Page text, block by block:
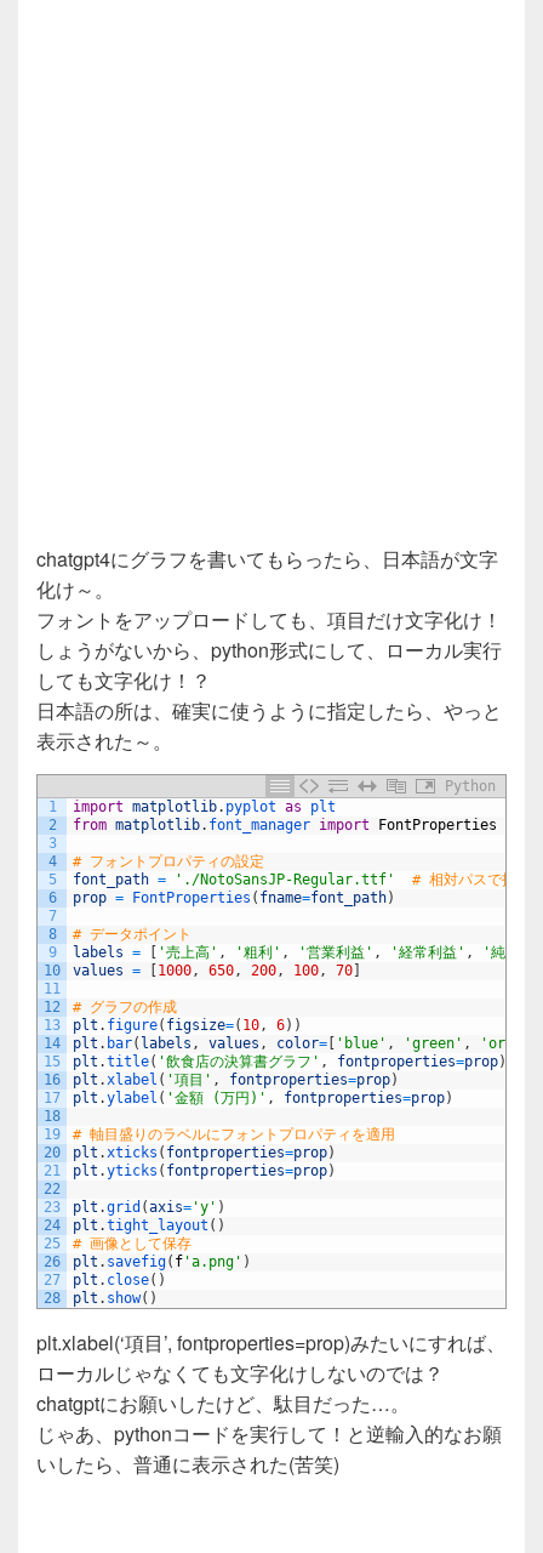
chatgpt4にグラフを書いてもらったら、日本語が文字
化け～。
フォントをアップロードしても、項目だけ文字化け！
しょうがないから、python形式にして、ローカル実行
しても文字化け！？
日本語の所は、確実に使うように指定したら、やっと
表示された～。
Python
1
2
3
4
5
6
7
8
9
10
11
12
13
14
15
16
17
18
19
20
21
22
23
24
25
26
27
28
import matplotlib. pyplot as
plt
from matplotlib. font_manager import FontProperties
# フォントプロパティの設定
font_path = './NotoSansJP-Regular.ttf'
# 相対パスで指定
prop = FontProperties ( fname=font_path)
# データポイント
labels = '売上高' , '粗利' , '営業利益' , '経常利益' ,
'純利益'
values = 1000, 650, 200, 100, 70
# グラフの作成
plt . figure( figsize=( 10, 6) )
plt . bar( labels , values , color= 'blue' , 'green' ,
plt .title( '飲食店の決算書グラフ' , fontproperties=prop)
plt .xlabel ( '項目' , fontproperties=prop)
plt .ylabel ( '金額 (万円)' , fontproperties=prop)
# 軸目盛りのラベルにフォントプロパティを適用
plt .xticks ( fontproperties=prop)
plt .yticks ( fontproperties=prop)
plt .grid (axis= 'y' )
plt .tight_layout ( )
# 画像として保存
plt . savefig( f 'a.png' )
plt . close( )
plt . show( )
plt.xlabel(‘項目’, fontproperties=prop)みたいにすれば、
ローカルじゃなくても文字化けしないのでは？
chatgptにお願いしたけど、駄目だった…。
じゃあ、pythonコードを実行して！と逆輸入的なお願
いしたら、普通に表示された(苦笑)